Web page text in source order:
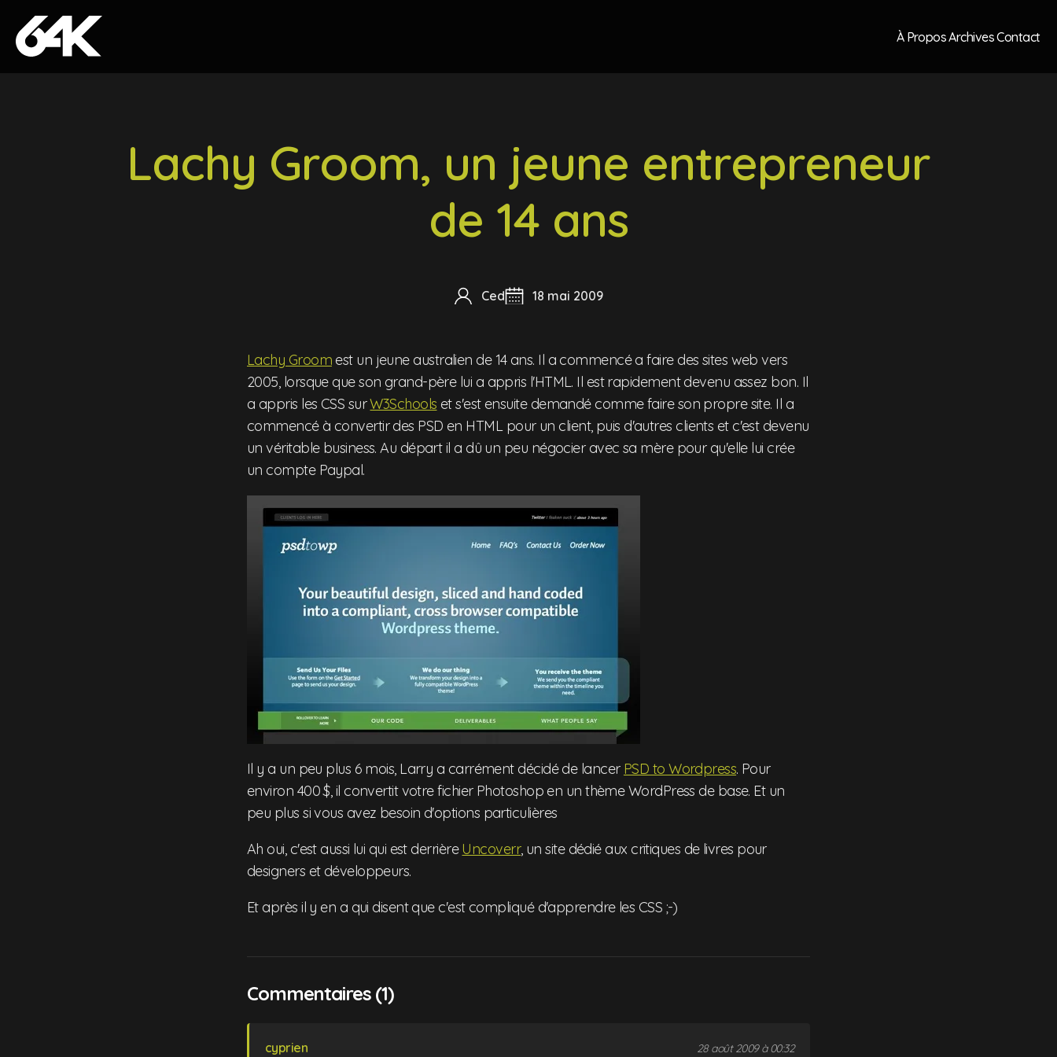
Skip to content
À ProposArchivesContact
Lachy Groom, un jeune entrepreneur
de 14 ans
Ced 18 mai 2009
Lachy Groomest un jeune australien de 14 ans. Il a commencé a faire des sites web vers
2005, lorsque que son grand-père lui a appris l'HTML. Il est rapidement devenu assez bon. Il
a appris les CSS surW3Schools et s'est ensuite demandé comme faire son propre site. Il a
commencé à convertir des PSD en HTML pour un client, puis d'autres clients et c'est devenu
un véritable business. Au départ il a dû un peu négocier avec sa mère pour qu'elle lui crée
un compte Paypal.
Il y a un peu plus 6 mois, Larry a carrément décidé de lancer PSD to Wordpress. Pour
environ 400 $, il convertit votre fichier Photoshop en un thème WordPress de base. Et un
peu plus si vous avez besoin d'options particulières
Ah oui, c'est aussi lui qui est derrière Uncoverr, un site dédié aux critiques de livres pour
designers et développeurs.
Et après il y en a qui disent que c'est compliqué d'apprendre les CSS ;-)
Commentaires (1)
cyprien 28 août 2009 à 00:32